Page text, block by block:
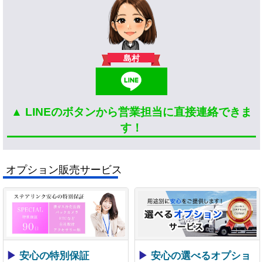
島村
▲ LINEのボタンから営業担当に直接連絡できま
す！
オプション販売サービス
▶ 安心の特別保証 ▶ 安心の選べるオプショ